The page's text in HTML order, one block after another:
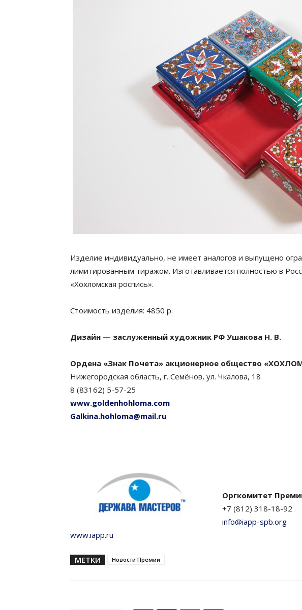
Изделие индивидуально, не имеет аналогов и выпущено
лимитированным тиражом. Изготавливается полностью в
«Хохломская роспись».
Стоимость изделия: 4850 р.
Дизайн — заслуженный художник РФ Ушакова Н. В.
Ордена «Знак Почета» акционерное общество
Нижегородская область, г. Семёнов, ул. Чкалова, 18
8 (83162) 5-57-25
www.goldenhohloma.com
Galkina.hohloma@mail.ru
Оргкомитет
+7 (812) 318-18-92
info@iapp-spb.org
www.iapp.ru
МЕТКИ Новости Премии